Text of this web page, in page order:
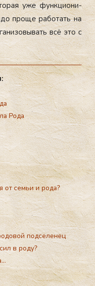
уже фун­кци­они­
про­ще ра­ботать на
всё это с
Рода
от семьи и рода?
подселенец
в роду?